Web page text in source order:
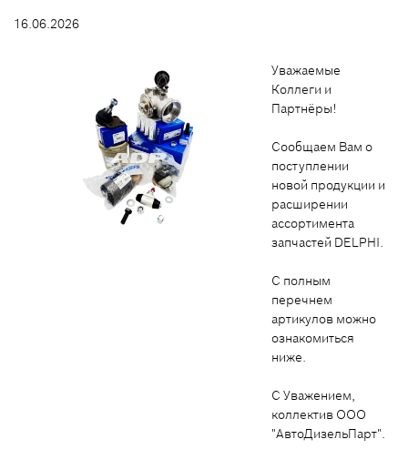
16.06.2026
Уважаемые
Коллеги и
Партнёры!
Сообщаем Вам о
поступлении
новой продукции и
расширении
ассортимента
запчастей DELPHI.
С полным
перечнем
артикулов можно
ознакомиться
ниже.
С Уважением,
коллектив ООО
"АвтоДизельПарт".